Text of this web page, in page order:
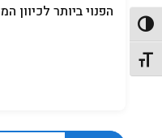
הפעל/כבה ניגודיות גבוהה
מתג גודל גופן
הפנוי ביותר לכיוון